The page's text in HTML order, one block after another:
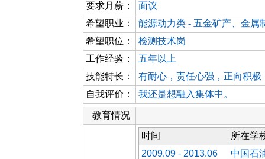
要求月薪：
面议
希望职业：
能源动力类 - 五金矿产、金属
希望职位：
检测技术岗
工作经验：
五年以上
技能特长：
有耐心，责任心强，正向积
自我评价：
我还是想融入集体中。
教育情况
时间
所在学
2009.09 - 2013.06
中国石